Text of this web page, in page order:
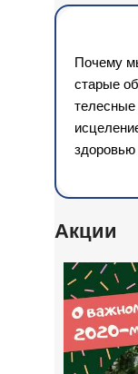
Почему
старые
телесные
здоровью
Акции